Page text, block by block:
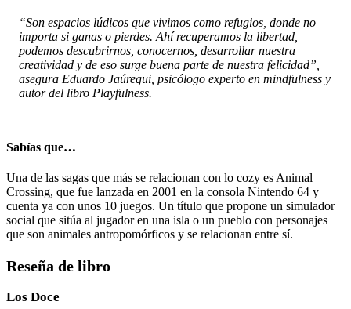
“Son espacios lúdicos que vivimos como refugios, donde no
importa si ganas o pierdes. Ahí recuperamos la libertad,
podemos descubrirnos, conocernos, desarrollar nuestra
creatividad y de eso surge buena parte de nuestra felicidad”,
asegura Eduardo Jaúregui, psicólogo experto en mindfulness y
autor del libro Playfulness.
Sabías que…
Una de las sagas que más se relacionan con lo cozy es Animal
Crossing, que fue lanzada en 2001 en la consola Nintendo 64 y
cuenta ya con unos 10 juegos. Un título que propone un simulador
social que sitúa al jugador en una isla o un pueblo con personajes
que son animales antropomórficos y se relacionan entre sí.
Reseña de libro
Los Doce